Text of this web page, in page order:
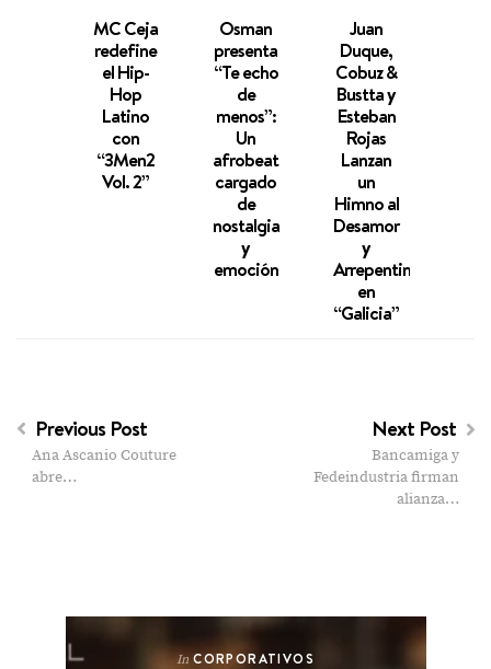
MC Ceja
redefine
el Hip-
Hop
Latino
con
“3Men2
Vol. 2”
Osman
presenta
“Te echo
de
menos”:
Un
afrobeat
cargado
de
nostalgia
y
emoción
Juan
Duque,
Cobuz &
Bustta y
Esteban
Rojas
Lanzan
un
Himno al
Desamor
y
Arrepentimiento
en
“Galicia”
Previous Post
Ana Ascanio Couture
abre…
Next Post
Bancamiga y
Fedeindustria firman
alianza…
In CORPORATIVOS